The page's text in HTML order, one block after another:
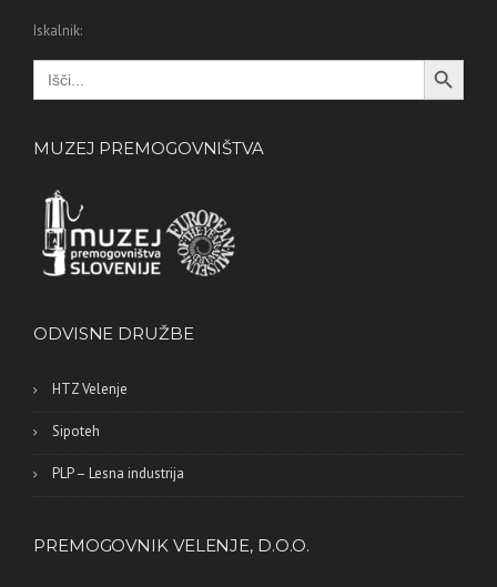
Iskalnik:
Search
for:
Search Button
MUZEJ PREMOGOVNIŠTVA
ODVISNE DRUŽBE
HTZ Velenje
Sipoteh
PLP – Lesna industrija
PREMOGOVNIK VELENJE, D.O.O.